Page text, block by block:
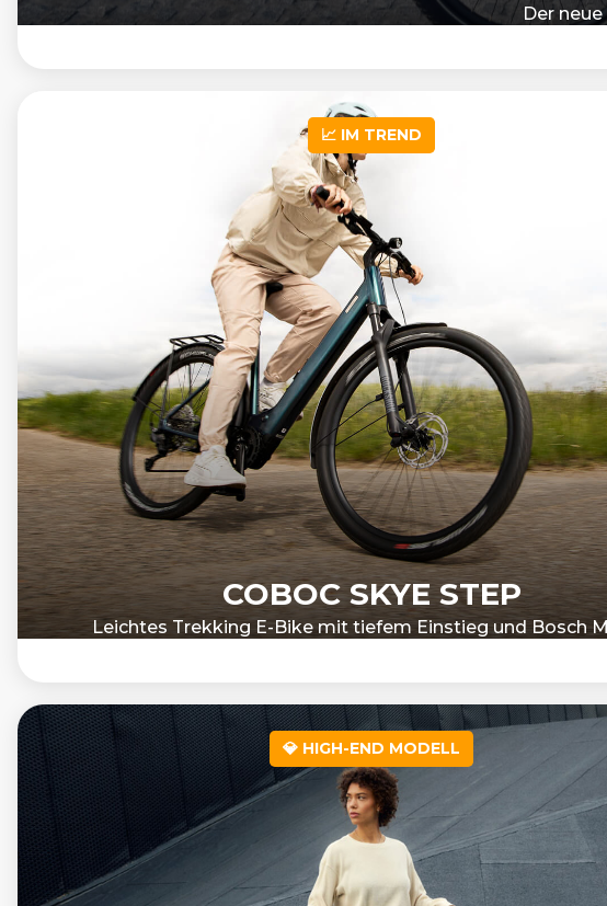
Der
📈 IM TREND
COBOC SKYE STEP
Leichtes Trekking E-Bike mit tiefem Einstieg und Bosch
💎 HIGH-END MODELL